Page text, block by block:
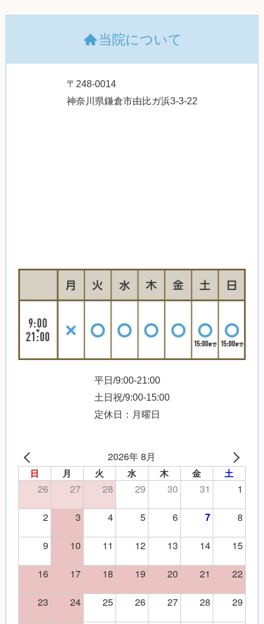
当院について
〒248-0014
神奈川県鎌倉市由比ガ浜3-3-22
平日/9:00-21:00
土日祝/9:00-15:00
定休日：月曜日
2026年 8月
日 月 火 水 木 金 土
26 27 28 29 30 31
1
2
3 4 5 6 7
8
9
10 11 12 13 14
15
16
17 18 19 20 21
22
23
24 25 26 27 28
29